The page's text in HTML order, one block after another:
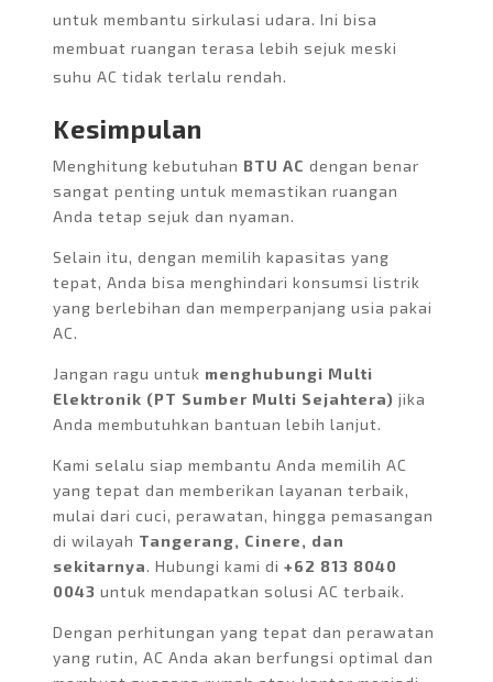
untuk membantu sirkulasi udara. Ini bisa
membuat ruangan terasa lebih sejuk meski
suhu AC tidak terlalu rendah.
Kesimpulan
Menghitung kebutuhan BTU AC dengan benar
sangat penting untuk memastikan ruangan
Anda tetap sejuk dan nyaman.
Selain itu, dengan memilih kapasitas yang
tepat, Anda bisa menghindari konsumsi listrik
yang berlebihan dan memperpanjang usia pakai
AC.
Jangan ragu untuk menghubungi Multi
Elektronik (PT Sumber Multi Sejahtera) jika
Anda membutuhkan bantuan lebih lanjut.
Kami selalu siap membantu Anda memilih AC
yang tepat dan memberikan layanan terbaik,
mulai dari cuci, perawatan, hingga pemasangan
di wilayah Tangerang, Cinere, dan
sekitarnya. Hubungi kami di +62 813 8040
0043 untuk mendapatkan solusi AC terbaik.
Dengan perhitungan yang tepat dan perawatan
yang rutin, AC Anda akan berfungsi optimal dan